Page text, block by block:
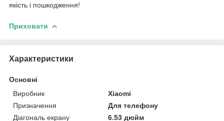
якість і пошкодження!
Приховати
Характеристики
Основні
Виробник
Xiaomi
Призначення
Для телефону
Діагональ екрану
6.53 дюйм